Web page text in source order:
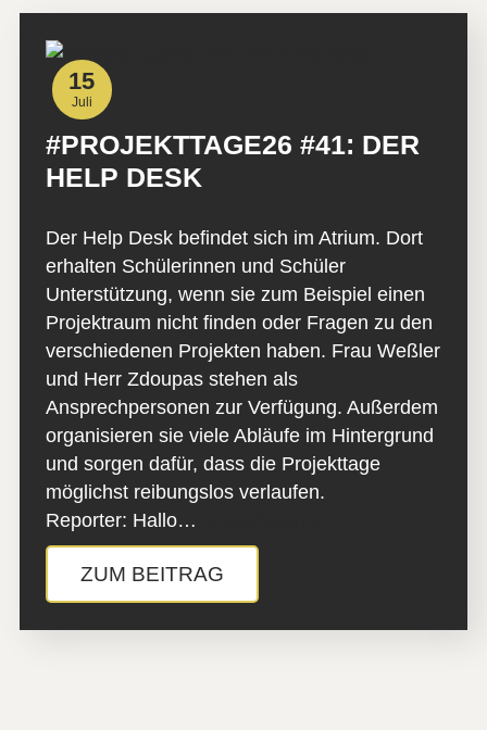
15
Juli
#PROJEKTTAGE26 #41: DER
HELP DESK
Der Help Desk befindet sich im Atrium. Dort
erhalten Schülerinnen und Schüler
Unterstützung, wenn sie zum Beispiel einen
Projektraum nicht finden oder Fragen zu den
verschiedenen Projekten haben. Frau Weßler
und Herr Zdoupas stehen als
Ansprechpersonen zur Verfügung. Außerdem
organisieren sie viele Abläufe im Hintergrund
und sorgen dafür, dass die Projekttage
möglichst reibungslos verlaufen.
Reporter: Hallo…
ZUM BEITRAG